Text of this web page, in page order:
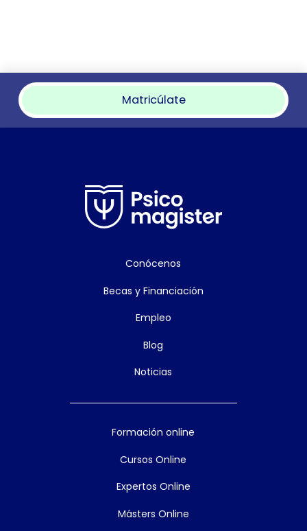
Matricúlate
Conócenos
Becas y Financiación
Empleo
Blog
Noticias
Formación online
Cursos Online
Expertos Online
Másters Online